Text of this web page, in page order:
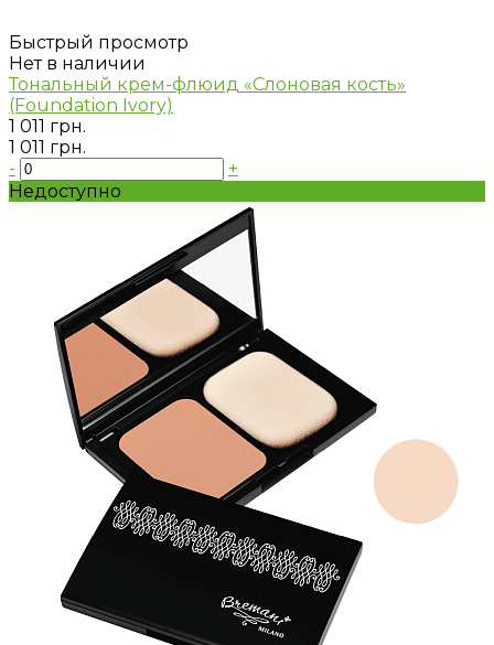
Быстрый просмотр
Нет в наличии
Тональный крем-флюид «Слоновая кость»
(Foundation Ivory)
1 011 грн.
1 011 грн.
-
+
Недоступно